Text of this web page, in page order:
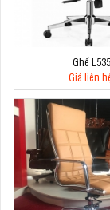
Ghế
Giá liên